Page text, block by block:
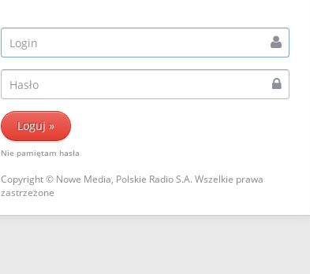
Nie pamiętam hasła
Copyright © Nowe Media, Polskie Radio S.A. Wszelkie prawa
zastrzeżone